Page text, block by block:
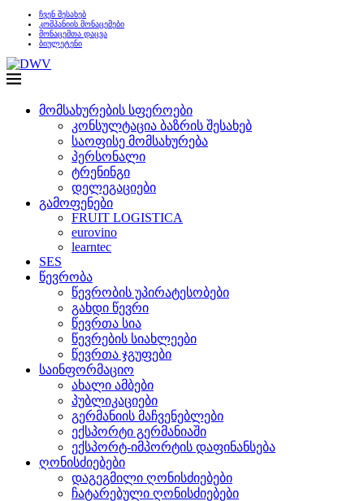
ჩვენ შესახებ
კომპანიის მონაცემები
მონაცემთა დაცვა
ბიულეტენი
მომსახურების სფეროები
კონსულტაცია ბაზრის შესახებ
საოფისე მომსახურება
პერსონალი
ტრენინგი
დელეგაციები
გამოფენები
FRUIT LOGISTICA
eurovino
learntec
SES
წევრობა
წევრობის უპირატესობები
გახდი წევრი
წევრთა სია
წევრების სიახლეები
წევრთა ჯგუფები
საინფორმაციო
ახალი ამბები
პუბლიკაციები
გერმანიის მაჩვენებლები
ექსპორტი გერმანიაში
ექსპორტ-იმპორტის დაფინანსება
ღონისძიებები
დაგეგმილი ღონისძიებები
ჩატარებული ღონისძიებები